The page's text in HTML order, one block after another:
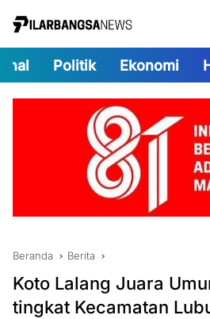
Politik Ekonomi
Beranda Berita
Koto Lalang Juara
tingkat Kecamatan